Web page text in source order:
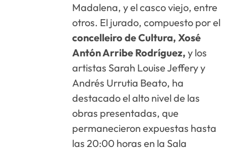
Madalena, y el casco viejo, entre
otros. El jurado, compuesto por el
concelleiro de Cultura, Xosé
Antón Arribe Rodríguez, y los
artistas Sarah Louise Jeffery y
Andrés Urrutia Beato, ha
destacado el alto nivel de las
obras presentadas, que
permanecieron expuestas hasta
las 20:00 horas en la Sala